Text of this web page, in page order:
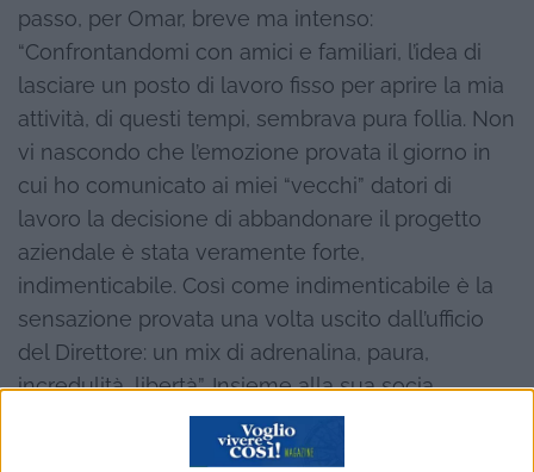
passo, per Omar, breve ma intenso:
“Confrontandomi con amici e familiari, l’idea di
lasciare un posto di lavoro fisso per aprire la mia
attività, di questi tempi, sembrava pura follia. Non
vi nascondo che l’emozione provata il giorno in
cui ho comunicato ai miei “vecchi” datori di
lavoro la decisione di abbandonare il progetto
aziendale è stata veramente forte,
indimenticabile. Così come indimenticabile è la
sensazione provata una volta uscito dall’ufficio
del Direttore: un mix di adrenalina, paura,
incredulità, libertà”. Insieme alla sua socia
Azzurra, Omar ha costituitowww.yhrome.com
una società che si occupa della gestione di